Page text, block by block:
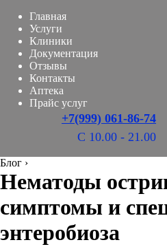
Главная
Услуги
Клиники
Документация
Отзывы
Контакты
Аптека
Прайс услуг
+7(999) 061-86-74
С 10.00 - 21.00
Блог ›
Нематоды
симптомы и
энтеробиоза